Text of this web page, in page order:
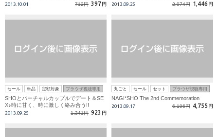
2013.10.01 712円 397 円 2013.09.25 2,074円 1,446 円
セール 単品 定額対象 ブラウザ視聴専用
SHOとバーチャルカップルでデート＆SE
X♪時に甘く、時に激しく絡み合う!!
2013.09.25 1,341円 923 円
丸ごと セール セット ブラウザ視聴専用
NAGI*SHO The 2nd Commemoration
2013.09.17 6,196円 4,755 円